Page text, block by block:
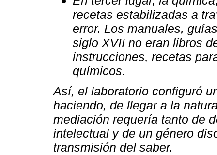
recetas estabilizadas a
error. Los manuales,
siglo XVII no eran libros
instrucciones, recetas
químicos.
Así, el laboratorio configuró
haciendo, de llegar a la
mediación requería tanto de
intelectual y de un género
transmisión del saber.